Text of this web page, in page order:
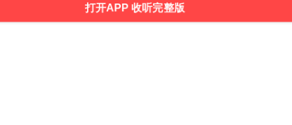
打开APP 收听完整版